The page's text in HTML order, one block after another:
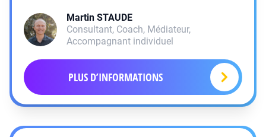
Martin STAUDE
Consultant, Coach, Médiateur,
Accompagnant individuel
PLUS D’INFORMATIONS